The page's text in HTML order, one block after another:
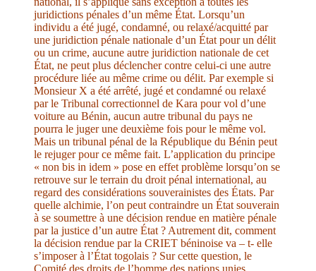
juridictions pénales d’un même État. Lorsqu’un
individu a été jugé, condamné, ou relaxé/acquitté par
une juridiction pénale nationale d’un État pour un délit
ou un crime, aucune autre juridiction nationale de cet
État, ne peut plus déclencher contre celui-ci une autre
procédure liée au même crime ou délit. Par exemple si
Monsieur X a été arrêté, jugé et condamné ou relaxé
par le Tribunal correctionnel de Kara pour vol d’une
voiture au Bénin, aucun autre tribunal du pays ne
pourra le juger une deuxième fois pour le même vol.
Mais un tribunal pénal de la République du Bénin peut
le rejuger pour ce même fait. L’application du principe
« non bis in idem » pose en effet problème lorsqu’on se
retrouve sur le terrain du droit pénal international, au
regard des considérations souverainistes des États. Par
quelle alchimie, l’on peut contraindre un État souverain
à se soumettre à une décision rendue en matière pénale
par la justice d’un autre État ? Autrement dit, comment
la décision rendue par la CRIET béninoise va – t- elle
s’imposer à l’État togolais ? Sur cette question, le